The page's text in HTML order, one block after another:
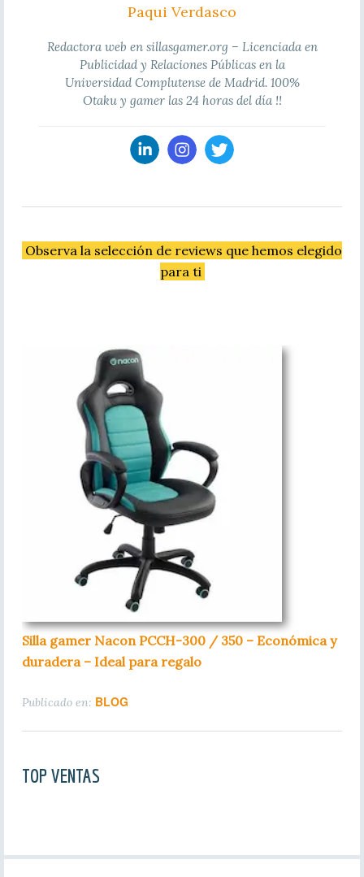
Paqui Verdasco
Redactora web en sillasgamer.org – Licenciada en
Publicidad y Relaciones Públicas en la
Universidad Complutense de Madrid. 100%
Otaku y gamer las 24 horas del día !!
Observa la selección de reviews que hemos elegido
para ti
Silla gamer Nacon PCCH-300 / 350 – Económica y
duradera – Ideal para regalo
Publicado en: BLOG
TOP VENTAS